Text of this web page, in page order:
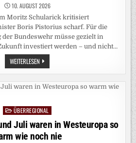
10. AUGUST 2026
Moritz Schularick kritisiert
Boris Pistorius scharf. Für die
Bundeswehr müsse gezielt in
investiert werden – und nicht…
WEITERLESEN VERTEIDIGUNGSAUSGABEN:
„DAS
700-
MILLIARDEN-
PROGRAMM
VERPUFFEN“
PostedÜBERREGIONAL
Juli waren in Westeuropa so
wie noch nie